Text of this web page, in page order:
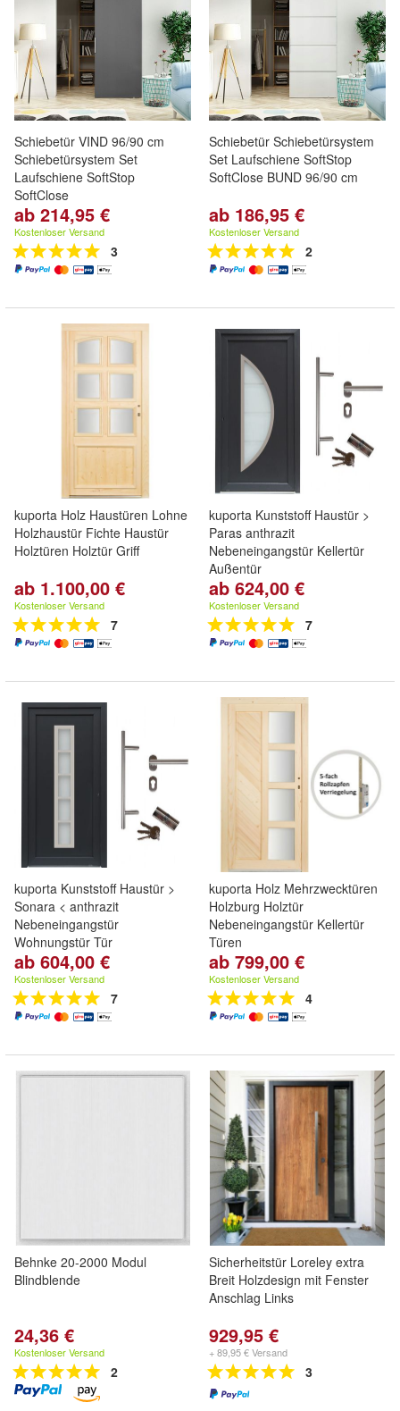
Schiebetür VIND 96/90 cm
Schiebetürsystem Set
Laufschiene SoftStop
SoftClose
ab 214,95 €
Kostenloser Versand
3
Schiebetür Schiebetürsystem
Set Laufschiene SoftStop
SoftClose BUND 96/90 cm
ab 186,95 €
Kostenloser Versand
2
kuporta Holz Haustüren Lohne
Holzhaustür Fichte Haustür
Holztüren Holztür Griff
ab 1.100,00 €
Kostenloser Versand
7
kuporta Kunststoff Haustür >
Paras anthrazit
Nebeneingangstür Kellertür
Außentür
ab 624,00 €
Kostenloser Versand
7
kuporta Kunststoff Haustür >
Sonara < anthrazit
Nebeneingangstür
Wohnungstür Tür
ab 604,00 €
Kostenloser Versand
7
kuporta Holz Mehrzwecktüren
Holzburg Holztür
Nebeneingangstür Kellertür
Türen
ab 799,00 €
Kostenloser Versand
4
Behnke 20-2000 Modul
Blindblende
24,36 €
Kostenloser Versand
2
Sicherheitstür Loreley extra
Breit Holzdesign mit Fenster
Anschlag Links
929,95 €
+ 89,95 € Versand
3